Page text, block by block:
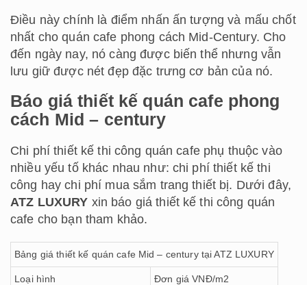
Điều này chính là điểm nhấn ấn tượng và mấu chốt
nhất cho quán cafe phong cách Mid-Century. Cho
đến ngày nay, nó càng được biến thể nhưng vẫn
lưu giữ được nét đẹp đặc trưng cơ bản của nó.
Báo giá thiết kế quán cafe phong
cách Mid – century
Chi phí thiết kế thi công quán cafe phụ thuộc vào
nhiều yếu tố khác nhau như: chi phí thiết kế thi
công hay chi phí mua sắm trang thiết bị. Dưới đây,
ATZ LUXURY xin báo giá thiết kế thi công quán
cafe cho bạn tham khảo.
Bảng giá thiết kế quán cafe Mid – century tại ATZ LUXURY
️️Loại hình ️️Đơn giá VNĐ/m2